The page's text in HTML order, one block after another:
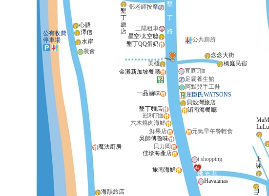
鄧老師按摩
水岸
農會
三陽租車
美棧
六木燒肉海鮮
鮮果店
吳師傅魯味
貝力岡
佳珍海產店
旅南海鮮
一品滷味
魔法廚房
墾
丁
路
海韻旅店
公共廁所
念念大街
宜庭T恤
足霸養生館
屈臣氏WATSONS
湄南海餐廳
佛 光巷
上
詠
LuLu
Havaianas
公有收費
停車場
墾丁QQ蛋奶
澤信
星空/太空艙
墾丁麵店
i shopping
元氣早午餐輕食
金灘新加坡餐廳
橋庭民宿
貝殼灣旅店
冠利T恤
阿默兒手工鞋
心語
墾
丁
旅
店